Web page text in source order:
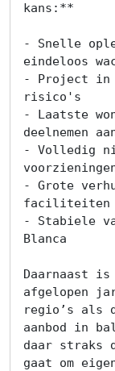
kans:**
- Snelle
eindeloos
- Project in
risico's
- Laatste
deelnemen
- Volledig
- Grote
faciliteiten
- Stabiele
Blanca
Daarnaast is
afgelopen
regio’s als
aanbod in
daar straks
gaat om